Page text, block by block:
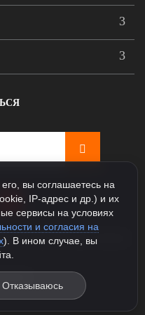
проспект д.5, корпус
вы соглашаетесь на
IP-адрес и др.) и их
сервисы на условиях
и согласия на
). В ином случае, вы
Отказываюсь